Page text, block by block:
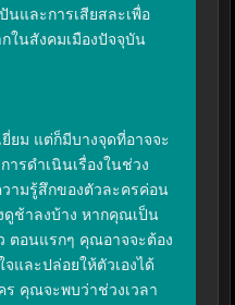
นและการเสียสละเพื่อ
ในสังคมเมืองปัจจุบัน
ยม แต่ก็มีบางจุดที่อาจจะ
รดำเนินเรื่องในช่วง
ามรู้สึกของตัวละครค่อน
ดูช้าลงบ้าง หากคุณเป็น
ตอนแรกๆ คุณอาจจะต้อง
และปล่อยให้ตัวเองได้
คุณจะพบว่าช่วงเวลา